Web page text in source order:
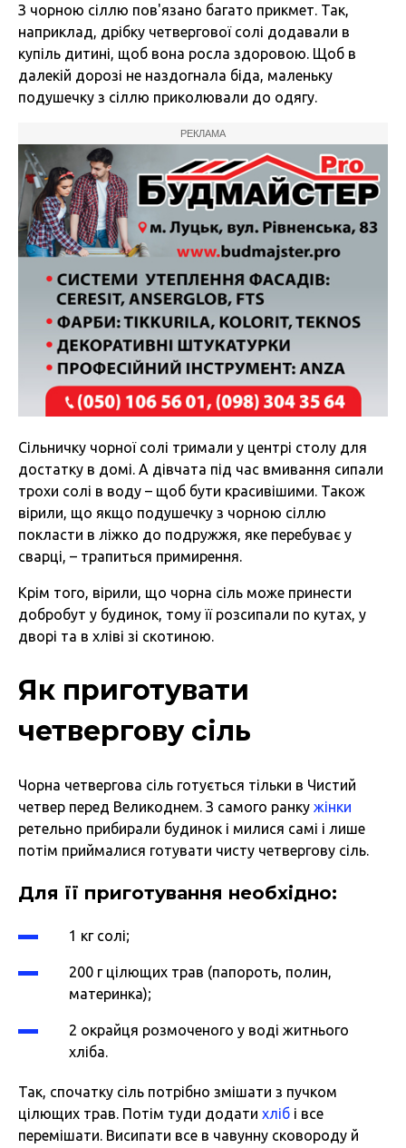
З чорною сіллю пов'язано багато прикмет. Так,
наприклад, дрібку четвергової солі додавали в
купіль дитині, щоб вона росла здоровою. Щоб в
далекій дорозі не наздогнала біда, маленьку
подушечку з сіллю приколювали до одягу.
РЕКЛАМА
Сільничку чорної солі тримали у центрі столу для
достатку в домі. А дівчата під час вмивання сипали
трохи солі в воду – щоб бути красивішими. Також
вірили, що якщо подушечку з чорною сіллю
покласти в ліжко до подружжя, яке перебуває у
сварці, – трапиться примирення.
Крім того, вірили, що чорна сіль може принести
добробут у будинок, тому її розсипали по кутах, у
дворі та в хліві зі скотиною.
Як приготувати
четвергову сіль
Чорна четвергова сіль готується тільки в Чистий
четвер перед Великоднем. З самого ранку жінки
ретельно прибирали будинок і милися самі і лише
потім приймалися готувати чисту четвергову сіль.
Для її приготування необхідно:
1 кг солі;
200 г цілющих трав (папороть, полин,
материнка);
2 окрайця розмоченого у воді житнього
хліба.
Так, спочатку сіль потрібно змішати з пучком
цілющих трав. Потім туди додати хліб і все
перемішати. Висипати все в чавунну сковороду й